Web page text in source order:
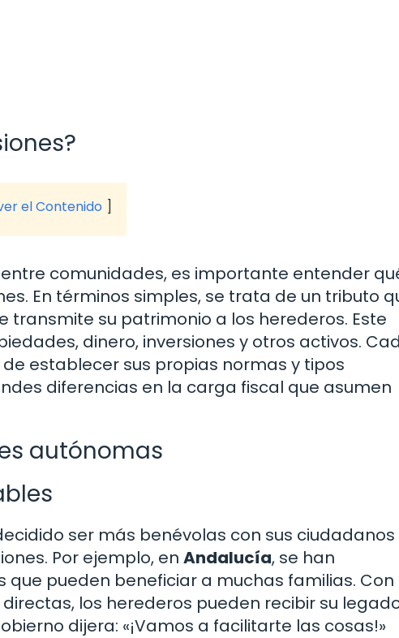
el Contenido
comunidades, es importante entender
En términos simples, se trata de un tributo
su patrimonio a los herederos. Este
dinero, inversiones y otros activos.
establecer sus propias normas y tipos
diferencias en la carga fiscal que asumen
autónomas
ser más benévolas con sus ciudadanos
Por ejemplo, en Andalucía, se han
pueden beneficiar a muchas familias. Con
los herederos pueden recibir su
dijera: «¡Vamos a facilitarte las cosas!»